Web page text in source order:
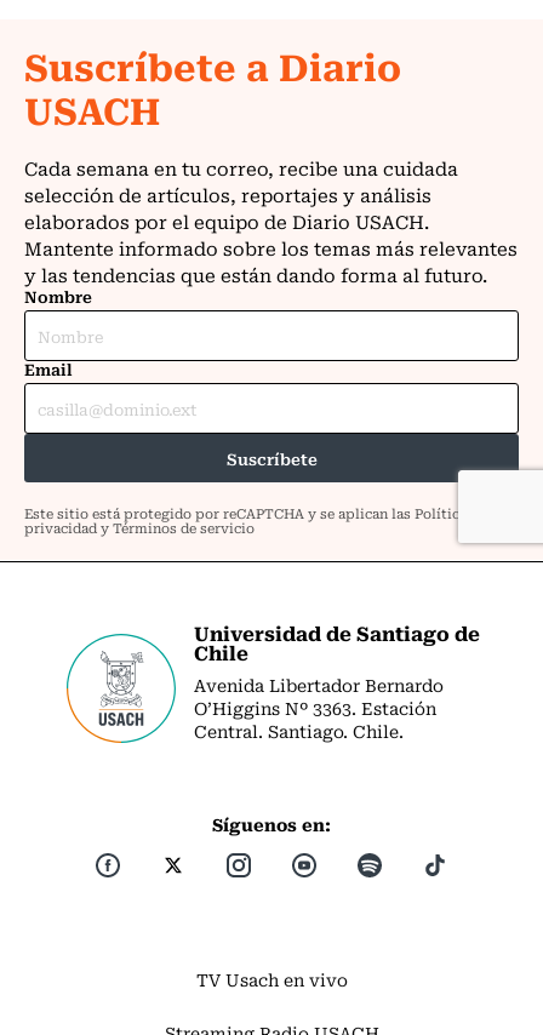
Universidad de Santiago de
Chile
Avenida Libertador Bernardo
O’Higgins Nº 3363. Estación
Central. Santiago. Chile.
Síguenos en:
TV Usach en vivo